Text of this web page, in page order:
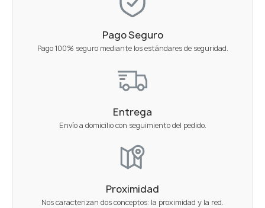
Pago Seguro
Pago 100% seguro mediante los estándares de seguridad.
Entrega
Envío a domicilio con seguimiento del pedido.
Proximidad
Nos caracterizan dos conceptos: la proximidad y la red.